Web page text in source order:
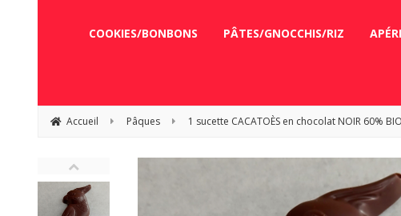
COOKIES/BONBONS PÂTES/GNOCCHIS/RIZ
Accueil Pâques 1 sucette CACATOÈS en chocolat NOIR 60%